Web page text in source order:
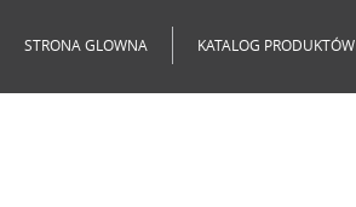
STRONA GLOWNA KATALOG PRODUKTÓW